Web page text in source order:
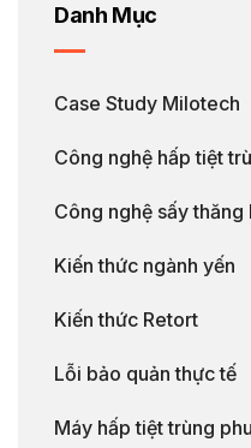
Danh Mục
Case Study Milotech
Công nghệ hấp tiệt
Công nghệ sấy thăng
Kiến thức ngành yến
Kiến thức Retort
Lỗi bảo quản thực tế
Máy hấp tiệt trùng